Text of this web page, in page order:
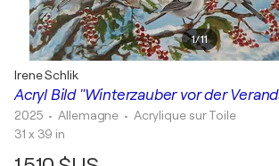
1/11
Acryl Bild "Winterzauber vor der
Irene Schlik
2025 • Allemagne • Acrylique sur Toile
31 x 39 in